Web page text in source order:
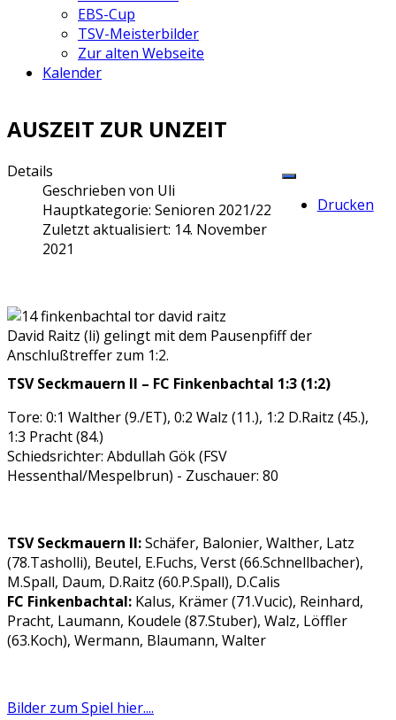
EBS-Cup
TSV-Meisterbilder
Zur alten Webseite
Kalender
AUSZEIT ZUR UNZEIT
Drucken
Details
Geschrieben von Uli
Hauptkategorie: Senioren 2021/22
Zuletzt aktualisiert: 14. November
2021
David Raitz (li) gelingt mit dem Pausenpfiff der
Anschlußtreffer zum 1:2.
TSV Seckmauern II – FC Finkenbachtal 1:3 (1:2)
Tore: 0:1 Walther (9./ET), 0:2 Walz (11.), 1:2 D.Raitz (45.),
1:3 Pracht (84.)
Schiedsrichter: Abdullah Gök (FSV
Hessenthal/Mespelbrun) - Zuschauer: 80
TSV Seckmauern II:Schäfer, Balonier, Walther, Latz
(78.Tasholli), Beutel, E.Fuchs, Verst (66.Schnellbacher),
M.Spall, Daum, D.Raitz (60.P.Spall), D.Calis
FC Finkenbachtal: Kalus, Krämer (71.Vucic), Reinhard,
Pracht, Laumann, Koudele (87.Stuber), Walz, Löffler
(63.Koch), Wermann, Blaumann, Walter
Bilder zum Spiel hier....